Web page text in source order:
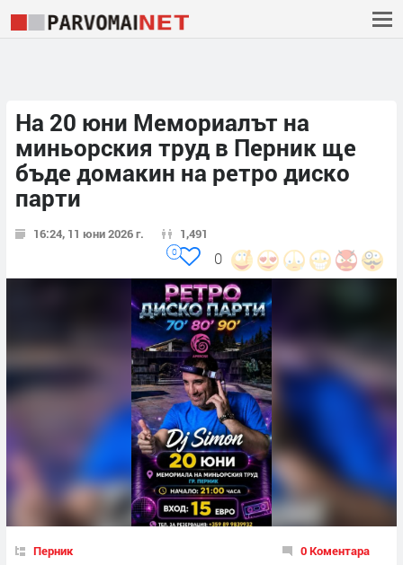
На 20 юни Мемориалът на
миньорския труд в Перник ще
бъде домакин на ретро диско
парти
16:24, 11 юни 2026 г. 1,491
0
0
Перник 0 Коментара